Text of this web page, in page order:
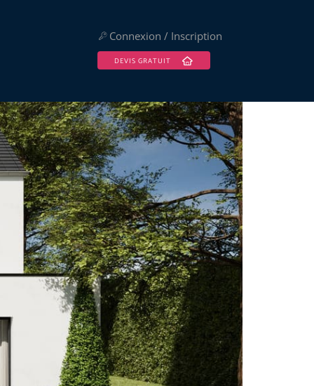
Connexion / Inscription
DEVIS GRATUIT